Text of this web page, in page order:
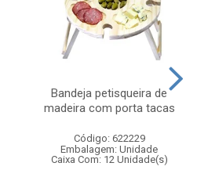
Bandeja petisqueira de
madeira com porta tacas
Código: 622229
Embalagem: Unidade
Caixa Com: 12 Unidade(s)